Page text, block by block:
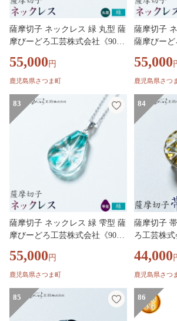
薩摩切子 ネックレス 緑 丸型 薩
摩びーどろ工芸株式会社《90日
鹿児島県 さつま町 送料無料 伝
統工芸 切子 さつま切子 アクセ
55,000 円
鹿児島県さつま町
薩摩切子
薩摩びー
く)》鹿児
料 伝統工
55,000
鹿児島県さつ
83
薩摩切子 ネックレス 緑 雫型 薩
摩びーどろ工芸株式会社《90日
鹿児島県 さつま町 送料無料 伝
統工芸 切子 さつま切子 アクセ
55,000 円
鹿児島県さつま町
84
薩摩切子
ろ工芸株
さつま町
子 さつま
44,000
鹿児島県さつ
85 86